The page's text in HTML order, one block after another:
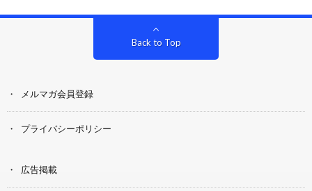
Back to Top
メルマガ会員登録
プライバシーポリシー
広告掲載